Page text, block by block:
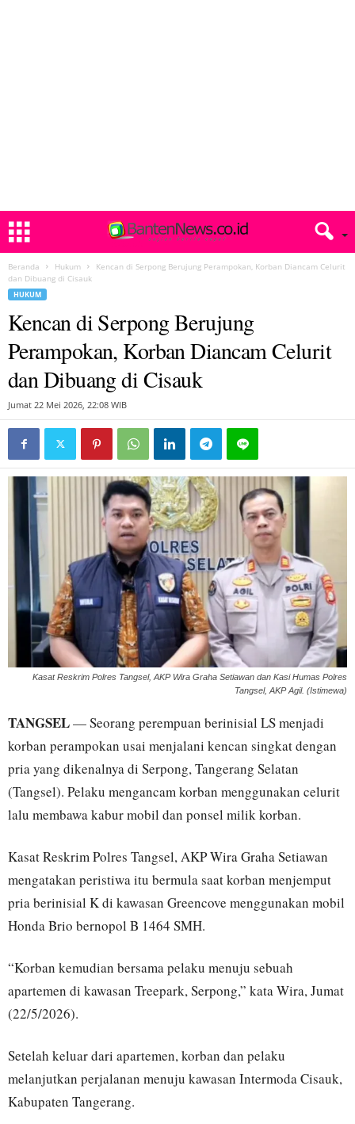
Beranda Hukum
Kencan di Serpong Berujung Perampokan, Korban Diancam Celurit
dan Dibuang di Cisauk
HUKUM
Kencan di Serpong Berujung
Perampokan, Korban Diancam Celurit
dan Dibuang di Cisauk
Jumat 22 Mei 2026, 22:08 WIB
Kasat Reskrim Polres Tangsel, AKP Wira Graha Setiawan dan Kasi Humas Polres
Tangsel, AKP Agil. (Istimewa)
TANGSEL— Seorang perempuan berinisial LS menjadi
korban perampokan usai menjalani kencan singkat dengan
pria yang dikenalnya di Serpong, Tangerang Selatan
(Tangsel). Pelaku mengancam korban menggunakan celurit
lalu membawa kabur mobil dan ponsel milik korban.
Kasat Reskrim Polres Tangsel, AKP Wira Graha Setiawan
mengatakan peristiwa itu bermula saat korban menjemput
pria berinisial K di kawasan Greencove menggunakan mobil
Honda Brio bernopol B 1464 SMH.
“Korban kemudian bersama pelaku menuju sebuah
apartemen di kawasan Treepark, Serpong,” kata Wira, Jumat
(22/5/2026).
Setelah keluar dari apartemen, korban dan pelaku
melanjutkan perjalanan menuju kawasan Intermoda Cisauk,
Kabupaten Tangerang.